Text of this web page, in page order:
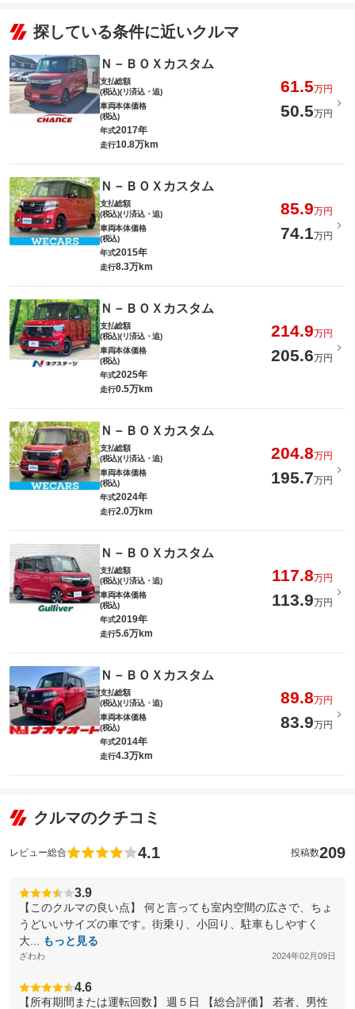
探している条件に近いクルマ
Ｎ－ＢＯＸカスタム
支払総額
(税込)(リ済込・追)
61.5万円
車両本体価格
(税込)
50.5万円
年式2017年
走行10.8万km
Ｎ－ＢＯＸカスタム
支払総額
(税込)(リ済込・追)
85.9万円
車両本体価格
(税込)
74.1万円
年式2015年
走行8.3万km
Ｎ－ＢＯＸカスタム
支払総額
(税込)(リ済込・追)
214.9万円
車両本体価格
(税込)
205.6万円
年式2025年
走行0.5万km
Ｎ－ＢＯＸカスタム
支払総額
(税込)(リ済込・追)
204.8万円
車両本体価格
(税込)
195.7万円
年式2024年
走行2.0万km
Ｎ－ＢＯＸカスタム
支払総額
(税込)(リ済込・追)
117.8万円
車両本体価格
(税込)
113.9万円
年式2019年
走行5.6万km
Ｎ－ＢＯＸカスタム
支払総額
(税込)(リ済込・追)
89.8万円
車両本体価格
(税込)
83.9万円
年式2014年
走行4.3万km
クルマのクチコミ
レビュー総合 4.1 投稿数209
3.9
【このクルマの良い点】 何と言っても室内空間の広さで、ちょ
うどいいサイズの車です。街乗り、小回り、駐車もしやすく
大...
もっと見る
ざわわ 2024年02月09日
4.6
【所有期間または運転回数】 週５日 【総合評価】 若者、男性